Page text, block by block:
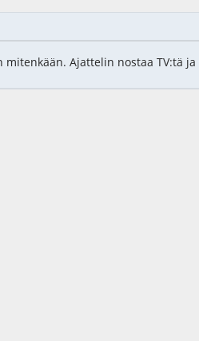
Ajattelin nostaa TV:tä